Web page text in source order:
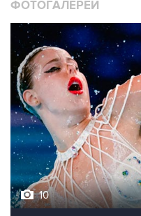
10
Фотохроника 5 августа